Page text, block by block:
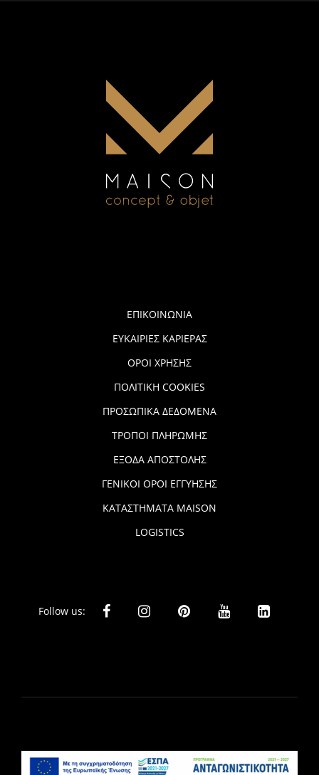
ΕΠΙΚΟΙΝΩΝΙΑ
ΕΥΚΑΙΡΙΕΣ ΚΑΡΙΕΡΑΣ
ΟΡΟΙ ΧΡΗΣΗΣ
ΠΟΛΙΤΙΚΗ COOKIES
ΠΡΟΣΩΠΙΚΑ ΔΕΔΟΜΕΝΑ
ΤΡΟΠΟΙ ΠΛΗΡΩΜΗΣ
ΕΞΟΔΑ ΑΠΟΣΤΟΛΗΣ
ΓΕΝΙΚΟΙ ΟΡΟΙ ΕΓΓΥΗΣΗΣ
ΚΑΤΑΣΤΗΜΑΤΑ MAISON
LOGISTICS
Follow us: